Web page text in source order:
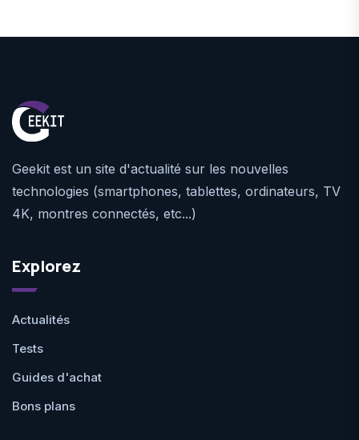
Geekit est un site d'actualité sur les nouvelles
technologies (smartphones, tablettes, ordinateurs, TV
4K, montres connectés, etc...)
Explorez
Actualités
Tests
Guides d'achat
Bons plans